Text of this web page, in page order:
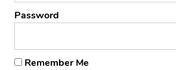
Password
Remember Me